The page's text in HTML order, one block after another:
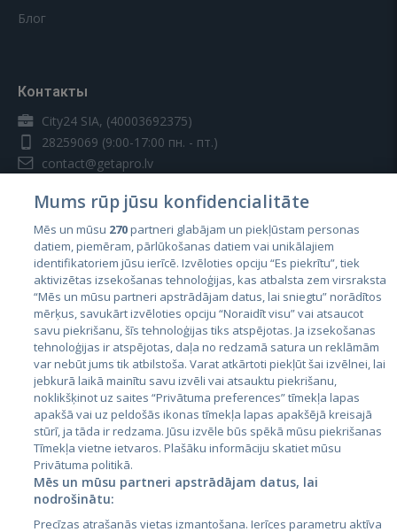
Блог
Контакты
City24 SIA, (40003692375)
28259069 (9:00-17:00 пн. - пт.)
contact@getapro.lv
Страны
Эстония
Латвия
Литва
City24.lv
CVbankas.lt
Mums rūp jūsu konfidencialitāte
Mēs un mūsu 270partneri glabājam un piekļūstam personas
datiem, piemēram, pārlūkošanas datiem vai unikālajiem
identifikatoriem jūsu ierīcē. Izvēloties opciju “Es piekrītu”, tiek
aktivizētas izsekošanas tehnoloģijas, kas atbalsta zem virsraksta
“Mēs un mūsu partneri apstrādājam datus, lai sniegtu” norādītos
mērķus, savukārt izvēloties opciju “Noraidīt visu” vai atsaucot
savu piekrišanu, šīs tehnoloģijas tiks atspējotas. Ja izsekošanas
tehnoloģijas ir atspējotas, daļa no redzamā satura un reklāmām
var nebūt jums tik atbilstoša. Varat atkārtoti piekļūt šai izvēlnei, lai
jebkurā laikā mainītu savu izvēli vai atsauktu piekrišanu,
noklikšķinot uz saites “Privātuma preferences” tīmekļa lapas
apakšā vai uz peldošās ikonas tīmekļa lapas apakšējā kreisajā
stūrī, ja tāda ir redzama. Jūsu izvēle būs spēkā mūsu piekrišanas
Tīmekļa vietne ietvaros. Plašāku informāciju skatiet mūsu
Privātuma politikā.
Mēs un mūsu partneri apstrādājam datus, lai
nodrošinātu:
Precīzas atrašanās vietas izmantošana. Ierīces parametru aktīva